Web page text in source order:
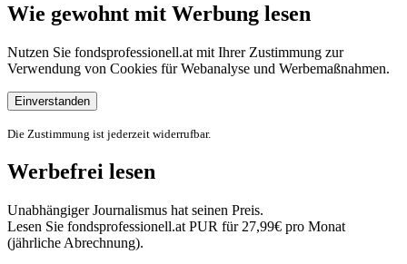
Wie gewohnt mit Werbung lesen
Nutzen Sie fondsprofessionell.at mit Ihrer Zustimmung zur
Verwendung von Cookies für Webanalyse und Werbemaßnahmen.
Einverstanden
Die Zustimmung ist jederzeit widerrufbar.
Werbefrei lesen
Unabhängiger Journalismus hat seinen Preis.
Lesen Sie fondsprofessionell.at PUR für 27,99€ pro Monat
(jährliche Abrechnung).